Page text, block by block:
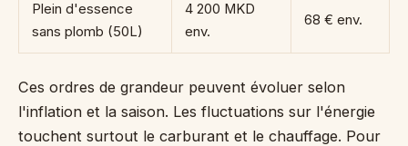
Plein d'essence
sans plomb (50L)
4 200 MKD
env.
68 € env.
Ces ordres de grandeur peuvent évoluer selon
l'inflation et la saison. Les fluctuations sur l'énergie
touchent surtout le carburant et le chauffage. Pour